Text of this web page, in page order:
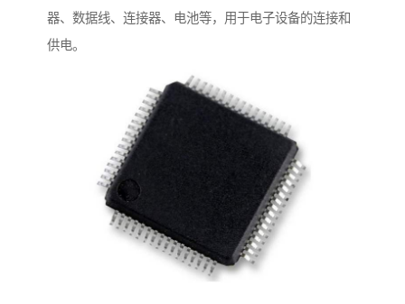
器、数据线、连接器、电池等，用于电子设备的连接和
供电。